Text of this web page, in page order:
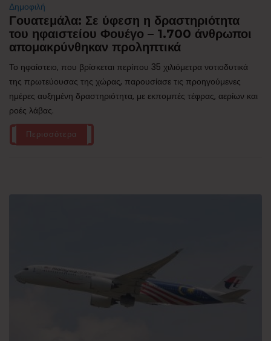
Δημοφιλή
Γουατεμάλα: Σε ύφεση η δραστηριότητα
του ηφαιστείου Φουέγο – 1.700 άνθρωποι
απομακρύνθηκαν προληπτικά
Το ηφαίστειο, που βρίσκεται περίπου 35 χιλιόμετρα νοτιοδυτικά
της πρωτεύουσας της χώρας, παρουσίασε τις προηγούμενες
ημέρες αυξημένη δραστηριότητα, με εκπομπές τέφρας, αερίων και
ροές λάβας.
Περισσότερα